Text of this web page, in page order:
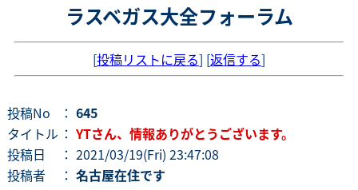
ラスベガス大全フォーラム
[投稿リストに戻る] [返信する]
投稿No ： 645
タイトル ： YTさん、情報ありがとうございます。
投稿日
： 2021/03/19(Fri) 23:47:08
投稿者
： 名古屋在住です